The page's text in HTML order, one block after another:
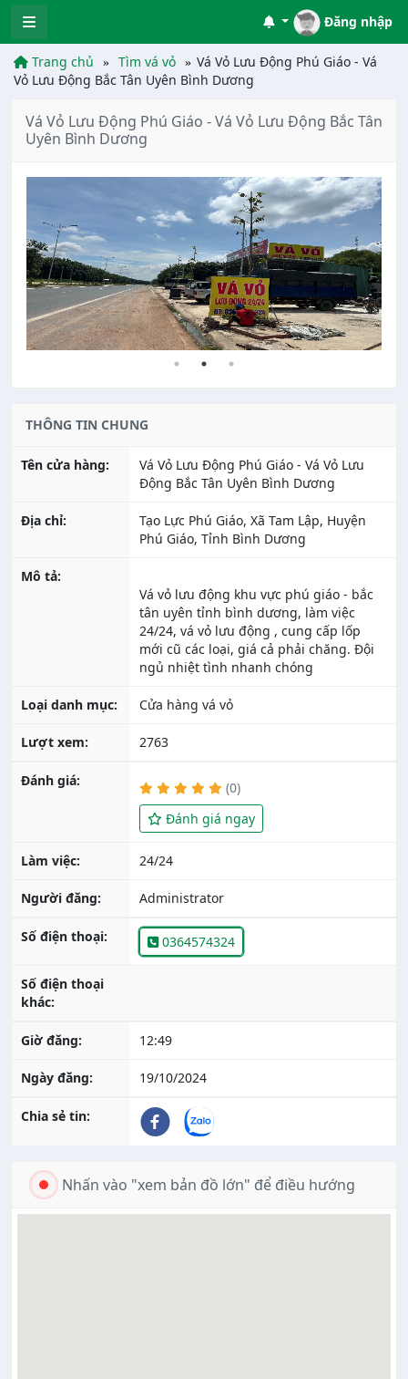
Đăng nhập
Trang chủ Tìm vá vỏ
Vá Vỏ Lưu Động Phú Giáo - Vá
Vỏ Lưu Động Bắc Tân Uyên Bình Dương
Vá Vỏ Lưu Động Phú Giáo - Vá Vỏ Lưu Động Bắc Tân
Uyên Bình Dương
THÔNG TIN CHUNG
Tên cửa hàng:
Vá Vỏ Lưu Động Phú Giáo - Vá Vỏ Lưu
Động Bắc Tân Uyên Bình Dương
Địa chỉ:
Tạo Lực Phú Giáo, Xã Tam Lập, Huyện
Phú Giáo, Tỉnh Bình Dương
Mô tả:
Vá vỏ lưu động khu vực phú giáo - bắc
tân uyên tỉnh bình dương, làm việc
24/24, vá vỏ lưu động , cung cấp lốp
mới cũ các loại, giá cả phải chăng. Đội
Loại danh mục: Cửa hàng vá vỏ
Lượt xem: 2763
Đánh giá:
(0)
Đánh giá ngay
Làm việc: 24/24
Người đăng: Administrator
Số điện thoại: 0364574324
Số điện thoại
khác:
Giờ đăng: 12:49
Ngày đăng: 19/10/2024
Chia sẻ tin:
Nhấn vào "xem bản đồ lớn" để điều hướng